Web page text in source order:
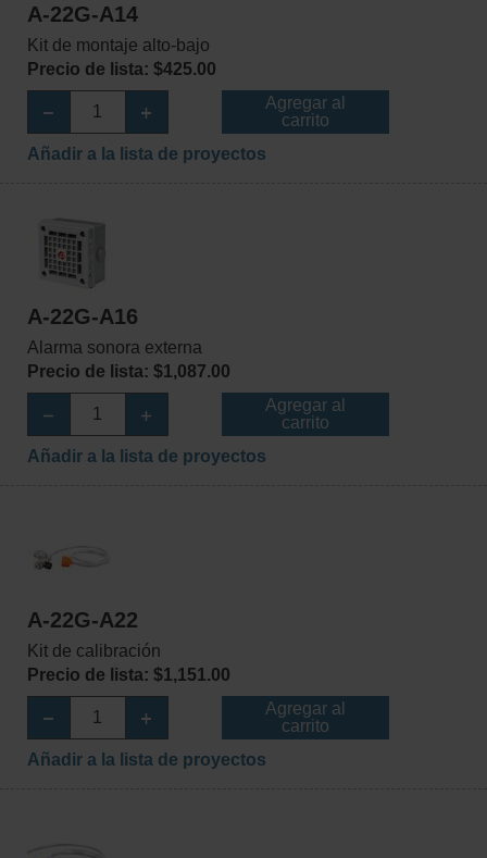
A-22G-A14
Kit de montaje alto-bajo
Precio de lista: $425.00
Agregar al
carrito
Añadir a la lista de proyectos
A-22G-A16
Alarma sonora externa
Precio de lista: $1,087.00
Agregar al
carrito
Añadir a la lista de proyectos
A-22G-A22
Kit de calibración
Precio de lista: $1,151.00
Agregar al
carrito
Añadir a la lista de proyectos